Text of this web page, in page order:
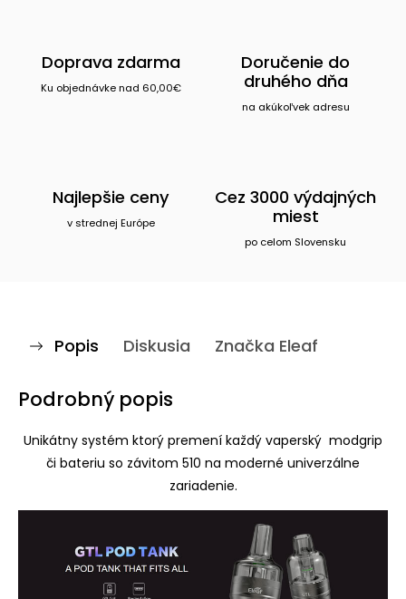
Doprava zdarma
Ku objednávke nad 60,00€
Doručenie do
druhého dňa
na akúkoľvek adresu
Najlepšie ceny
v strednej Európe
Cez 3000 výdajných
miest
po celom Slovensku
Popis Diskusia Značka Eleaf
Podrobný popis
Unikátny systém ktorý premení každý vaperský modgrip
či bateriu so závitom 510 na moderné univerzálne
zariadenie.